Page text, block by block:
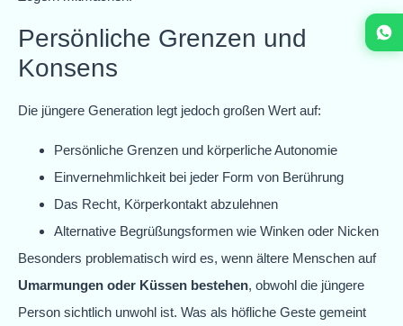
Persönliche Grenzen und
Konsens
Die jüngere Generation legt jedoch großen Wert auf:
Persönliche Grenzen und körperliche Autonomie
Einvernehmlichkeit bei jeder Form von Berührung
Das Recht, Körperkontakt abzulehnen
Alternative Begrüßungsformen wie Winken oder Nicken
Besonders problematisch wird es, wenn ältere Menschen auf
Umarmungen oder Küssen bestehen, obwohl die jüngere
Person sichtlich unwohl ist. Was als höfliche Geste gemeint